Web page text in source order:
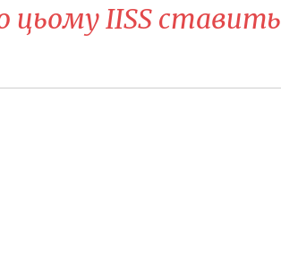
цьому IISS ставить